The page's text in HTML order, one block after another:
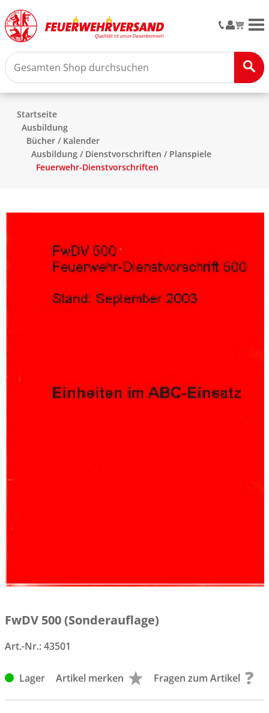
Startseite
Ausbildung
Bücher / Kalender
Ausbildung / Dienstvorschriften / Planspiele
Feuerwehr-Dienstvorschriften
FwDV 500 (Sonderauflage)
Art.-Nr.:43501
Lager Artikel merken Fragen zum Artikel